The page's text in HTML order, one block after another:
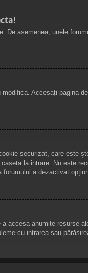
asemenea, unele
Accesați pagina
securizat, care este
la intrare. Nu este
a dezactivat
accesa anumite resurse
cu intrarea sau